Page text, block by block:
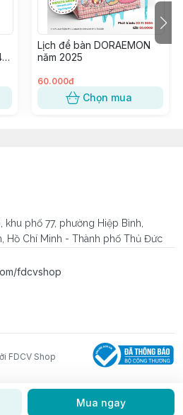
Mua ngay
-
Lịch để bàn DORAEMON
năm 2025
60.000đ
Chọn mua
khu phố 77, phường Hiệp Bình,
Hồ Chí Minh - Thành phố Thủ Đức
fdcvshop
FDCV Shop